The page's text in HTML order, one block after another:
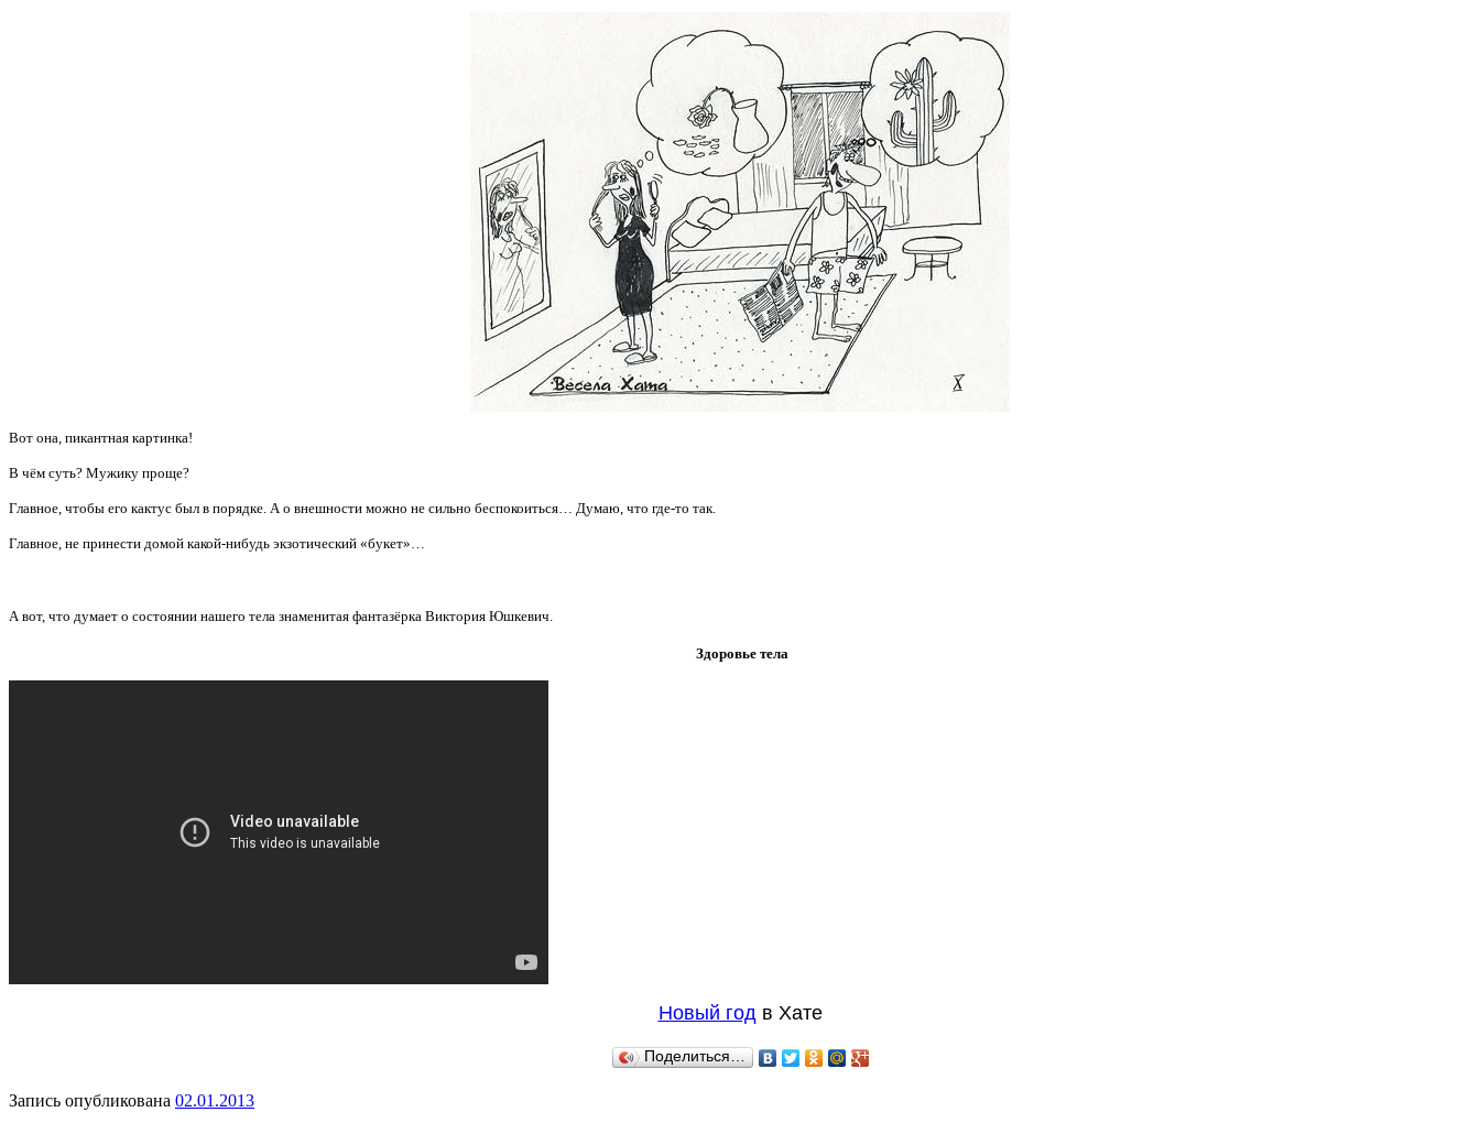
Вот она, пикантная картинка!
В чём суть? Мужику проще?
Главное, чтобы его кактус был в порядке. А о внешности можно не сильно беспокоиться… Думаю, что где-то так.
Главное, не принести домой какой-нибудь экзотический «букет»…
А вот, что думает о состоянии нашего тела знаменитая фантазёрка Виктория Юшкевич.
Здоровье тела
Новый год в Хате
Поделиться…
Запись опубликована 02.01.2013